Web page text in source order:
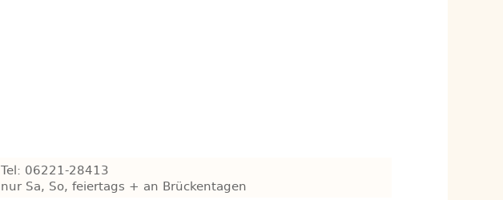
Tel: 06221-28413
nur Sa, So, feiertags + an Brückentagen